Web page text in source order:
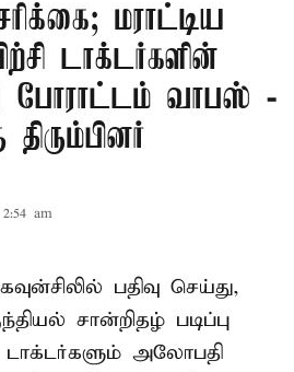
மராட்டிய
டாக்டர்களின்
போராட்டம் வாபஸ் -
am
பதிவு செய்து,
சான்றிதழ் படிப்பு
டாக்டர்களும் அலோபதி